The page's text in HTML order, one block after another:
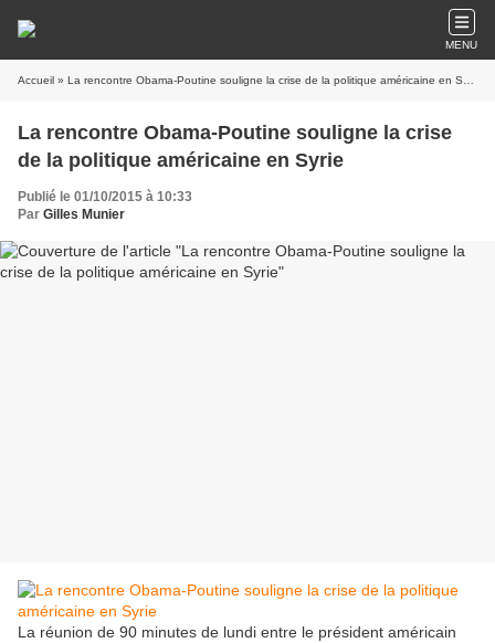
MENU
Accueil » La rencontre Obama-Poutine souligne la crise de la politique américaine en Syrie
La rencontre Obama-Poutine souligne la crise
de la politique américaine en Syrie
Publié le 01/10/2015 à 10:33
Par Gilles Munier
La réunion de 90 minutes de lundi entre le président américain